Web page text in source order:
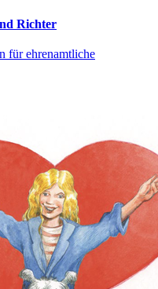
Richter
für ehrenamtliche